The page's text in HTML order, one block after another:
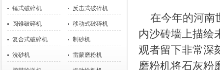
锤式破碎机 反击式破碎机
圆锥破碎机 移动式破碎机
复合式破碎机 制砂机
洗砂机 雷蒙磨粉机
在今年的河南
内沙砖墙上描绘
观者留下非常深
磨粉机将石灰粉